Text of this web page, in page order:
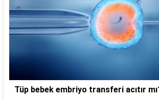
Tüp bebek embriyo transferi acıtır